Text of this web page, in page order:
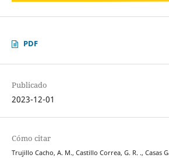
PDF
Publicado
2023-12-01
Cómo citar
Trujillo Cacho, A. M., Castillo Correa, G. R. ., Casas